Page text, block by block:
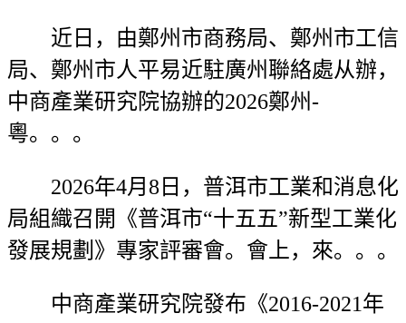
近日，由鄭州市商務局、鄭州市工信
局、鄭州市人平易近駐廣州聯絡處从辦，
中商產業研究院協辦的2026鄭州-
粵。。。
2026年4月8日，普洱市工業和消息化
局組織召開《普洱市“十五五”新型工業化
發展規劃》專家評審會。會上，來。。。
中商產業研究院發布《2016-2021年